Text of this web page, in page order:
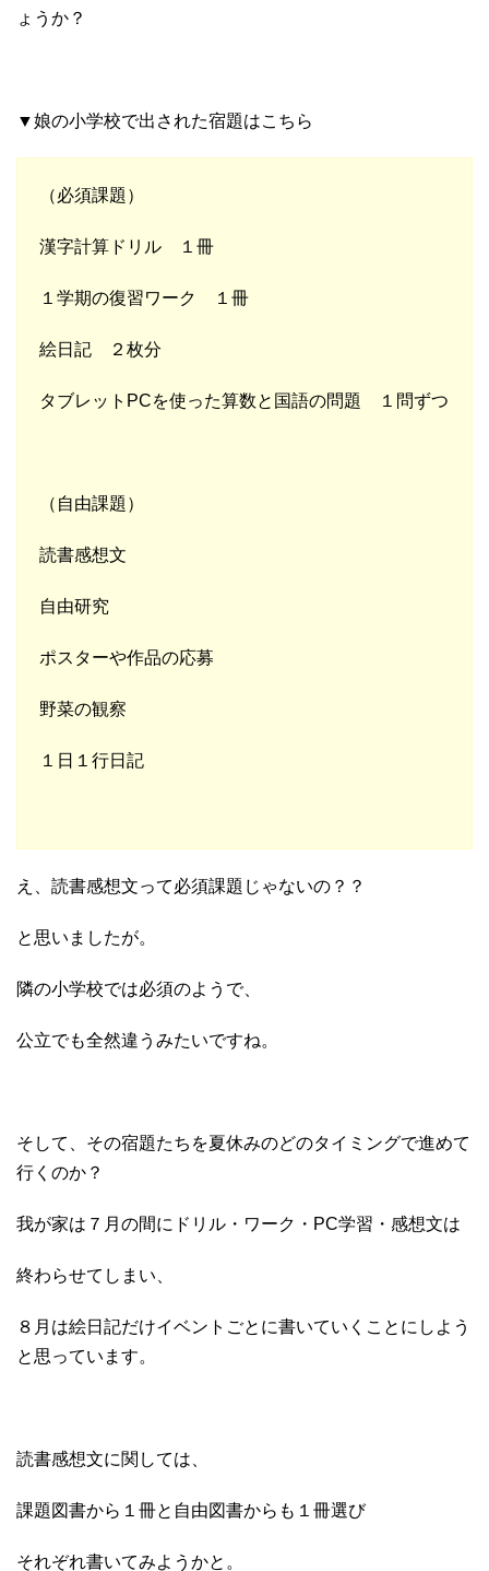
ょうか？
▼娘の小学校で出された宿題はこちら
（必須課題）
漢字計算ドリル １冊
１学期の復習ワーク １冊
絵日記 ２枚分
タブレットPCを使った算数と国語の問題 １問ずつ
（自由課題）
読書感想文
自由研究
ポスターや作品の応募
野菜の観察
１日１行日記
え、読書感想文って必須課題じゃないの？？
と思いましたが。
隣の小学校では必須のようで、
公立でも全然違うみたいですね。
そして、その宿題たちを夏休みのどのタイミングで進めて
行くのか？
我が家は７月の間にドリル・ワーク・PC学習・感想文は
終わらせてしまい、
８月は絵日記だけイベントごとに書いていくことにしよう
と思っています。
読書感想文に関しては、
課題図書から１冊と自由図書からも１冊選び
それぞれ書いてみようかと。